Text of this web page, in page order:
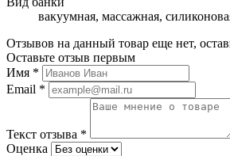
вакуумная, массажная,
Отзывов на данный товар еще нет,
Оставьте отзыв первым
Имя *
Email *
Текст отзыва *
Оценка